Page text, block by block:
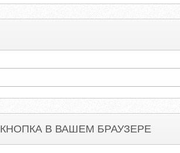
КНОПКА В ВАШЕМ БРАУЗЕРЕ